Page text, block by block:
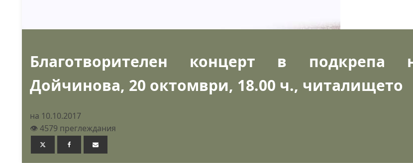
Благотворителен концерт в подкрепа
Дойчинова, 20 октомври, 18.00 ч., читалището
на 10.10.2017
👁️ 4579 преглеждания